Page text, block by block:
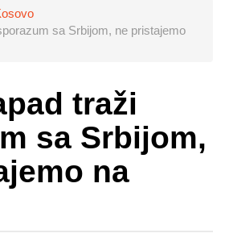
sa Srbijom, ne pristajemo
traži
sa Srbijom,
na